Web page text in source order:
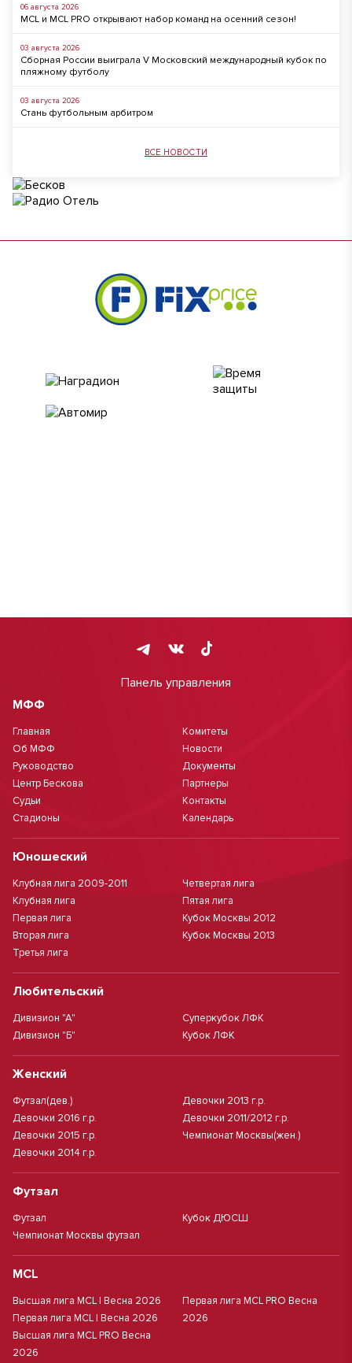
06 августа 2026
MCL и MCL PRO открывают набор команд на осенний сезон!
03 августа 2026
Сборная России выиграла V Московский международный кубок по
пляжному футболу
03 августа 2026
Стань футбольным арбитром
ВСЕ НОВОСТИ
Панель управления
МФФ
Главная
Об МФФ
Руководство
Центр Бескова
Судьи
Стадионы
Комитеты
Новости
Документы
Партнеры
Контакты
Календарь
Юношеский
Клубная лига 2009-2011
Клубная лига
Первая лига
Вторая лига
Третья лига
Четвертая лига
Пятая лига
Кубок Москвы 2012
Кубок Москвы 2013
Любительский
Дивизион "А"
Дивизион "Б"
Суперкубок ЛФК
Кубок ЛФК
Женский
Футзал(дев.)
Девочки 2016 г.р.
Девочки 2015 г.р.
Девочки 2014 г.р.
Девочки 2013 г.р.
Девочки 2011/2012 г.р.
Чемпионат Москвы(жен.)
Футзал
Футзал
Чемпионат Москвы футзал
Кубок ДЮСШ
MCL
Высшая лига MCL | Весна 2026
Первая лига MCL | Весна 2026
Высшая лига MCL PRO Весна
2026
Первая лига MCL PRO Весна
2026